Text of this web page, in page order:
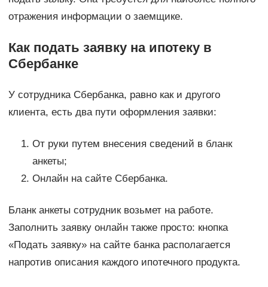
отражения информации о заемщике.
Как подать заявку на ипотеку в
Сбербанке
У сотрудника Сбербанка, равно как и другого
клиента, есть два пути оформления заявки:
От руки путем внесения сведений в бланк
анкеты;
Онлайн на сайте Сбербанка.
Бланк анкеты сотрудник возьмет на работе.
Заполнить заявку онлайн также просто: кнопка
«Подать заявку» на сайте банка располагается
напротив описания каждого ипотечного продукта.